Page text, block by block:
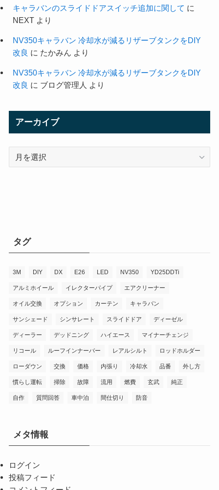
キャラバンのスライドドアスイッチ追加に関して に
NEXTより
NV350キャラバン 冷却水が減るリザーブタンクをDIY
改良 に たかみん より
NV350キャラバン 冷却水が減るリザーブタンクをDIY
改良 に ブログ管理人 より
アーカイブ
タグ
3M DIY DX E26 LED NV350 YD25DDTi
アルミホイール イレクターパイプ エアクリーナー
オイル交換 オプション カーテン キャラバン
サンシェード シンサレート スライドドア ディーゼル
ディーラー デッドニング ハイエース マイナーチェンジ
リコール ルーフインナーバー レアルシルト ロッドホルダー
ローダウン 交換 価格 内張り 冷却水 品番 外し方
慣らし運転 掃除 故障 流用 燃費 玄武 純正
自作 質問回答 車中泊 間仕切り 防音
メタ情報
ログイン
投稿フィード